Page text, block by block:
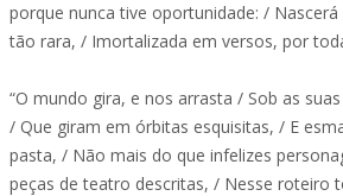
porque nunca tive oportunidade: /
tão rara, / Imortalizada em versos, por
“O mundo gira, e nos arrasta / Sob as
/ Que giram em órbitas esquisitas, / E
pasta, / Não mais do que infelizes
peças de teatro descritas, / Nesse roteiro